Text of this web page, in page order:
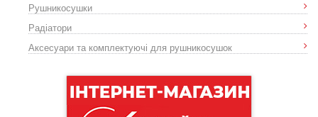
Рушникосушки
Радіатори
Аксесуари та комплектуючі для рушникосушок